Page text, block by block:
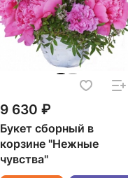
9 630 ₽
Букет сборный в
корзине "Нежные
чувства"